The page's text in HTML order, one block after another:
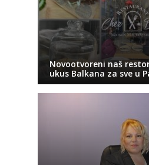
Novootvoreni naš
ukus Balkana za sve u